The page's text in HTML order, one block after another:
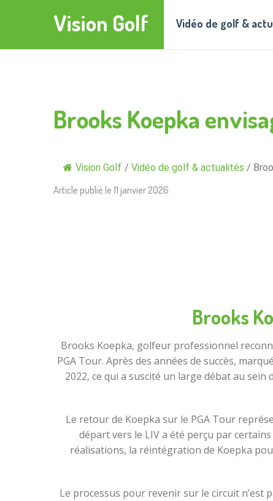
Vision Golf Vidéo de golf &
Brooks Koepka
Vision Golf / Vidéo de golf & actualités /
Article publié le 11 janvier 2026
Brooks
Brooks Koepka, golfeur professionnel
PGA Tour. Après des années de succès,
2022, ce qui a suscité un large débat au
Le retour de Koepka sur le PGA Tour
départ vers le LIV a été perçu par
réalisations, la réintégration de Koepka
Le processus pour revenir sur le circuit n’est